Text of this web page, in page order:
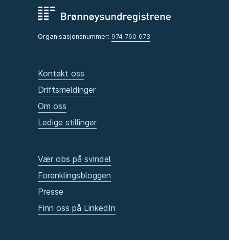
Organisasjonsnummer: 974 760 673
Kontakt oss
Driftsmeldinger
Om oss
Ledige stillinger
Vær obs på svindel
Forenklingsbloggen
Presse
Finn oss på LinkedIn